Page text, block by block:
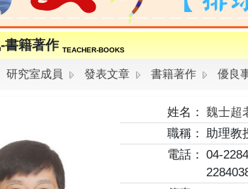
書籍著作 TEACHER-BOOKS
研究室成員 發表文章 書籍著作 優良
姓名： 魏士超
職稱： 助理教
電話： 04-